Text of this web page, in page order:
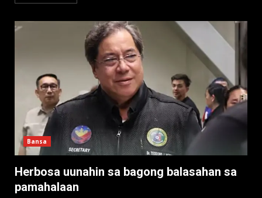
Bansa
Herbosa uunahin sa bagong balasahan sa
pamahalaan